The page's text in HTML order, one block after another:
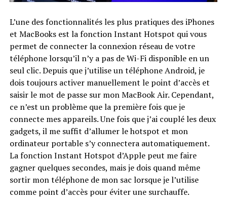
L’une des fonctionnalités les plus pratiques des iPhones
et MacBooks est la fonction Instant Hotspot qui vous
permet de connecter la connexion réseau de votre
téléphone lorsqu’il n’y a pas de Wi-Fi disponible en un
seul clic. Depuis que j’utilise un téléphone Android, je
dois toujours activer manuellement le point d’accès et
saisir le mot de passe sur mon MacBook Air. Cependant,
ce n’est un problème que la première fois que je
connecte mes appareils. Une fois que j’ai couplé les deux
gadgets, il me suffit d’allumer le hotspot et mon
ordinateur portable s’y connectera automatiquement.
La fonction Instant Hotspot d’Apple peut me faire
gagner quelques secondes, mais je dois quand même
sortir mon téléphone de mon sac lorsque je l’utilise
comme point d’accès pour éviter une surchauffe.